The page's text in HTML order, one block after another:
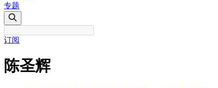
专题
订阅
陈圣辉